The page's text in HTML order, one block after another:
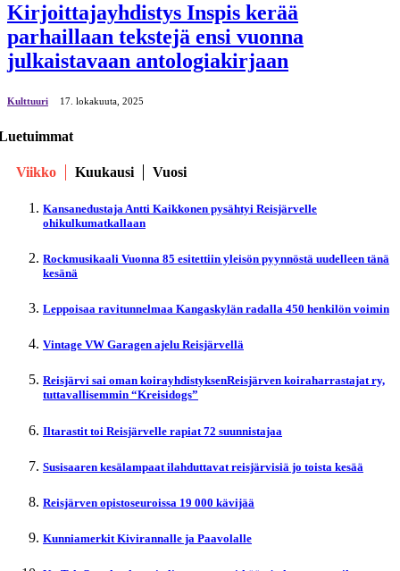
Kirjoittajayhdistys Inspis kerää
parhaillaan tekstejä ensi vuonna
julkaistavaan antologiakirjaan
Kulttuuri 17. lokakuuta, 2025
Viikko Kuukausi Vuosi
Kansanedustaja Antti Kaikkonen pysähtyi Reisjärvelle
ohikulkumatkallaan
Rockmusikaali Vuonna 85 esitettiin yleisön pyynnöstä uudelleen tänä
kesänä
Leppoisaa ravitunnelmaa Kangaskylän radalla 450 henkilön voimin
Vintage VW Garagen ajelu Reisjärvellä
Reisjärvi sai oman koirayhdistyksenReisjärven koiraharrastajat ry,
tuttavallisemmin “Kreisidogs”
Iltarastit toi Reisjärvelle rapiat 72 suunnistajaa
Susisaaren kesälampaat ilahduttavat reisjärvisiä jo toista kesää
Reisjärven opistoseuroissa 19 000 kävijää
Kunniamerkit Kivirannalle ja Paavolalle